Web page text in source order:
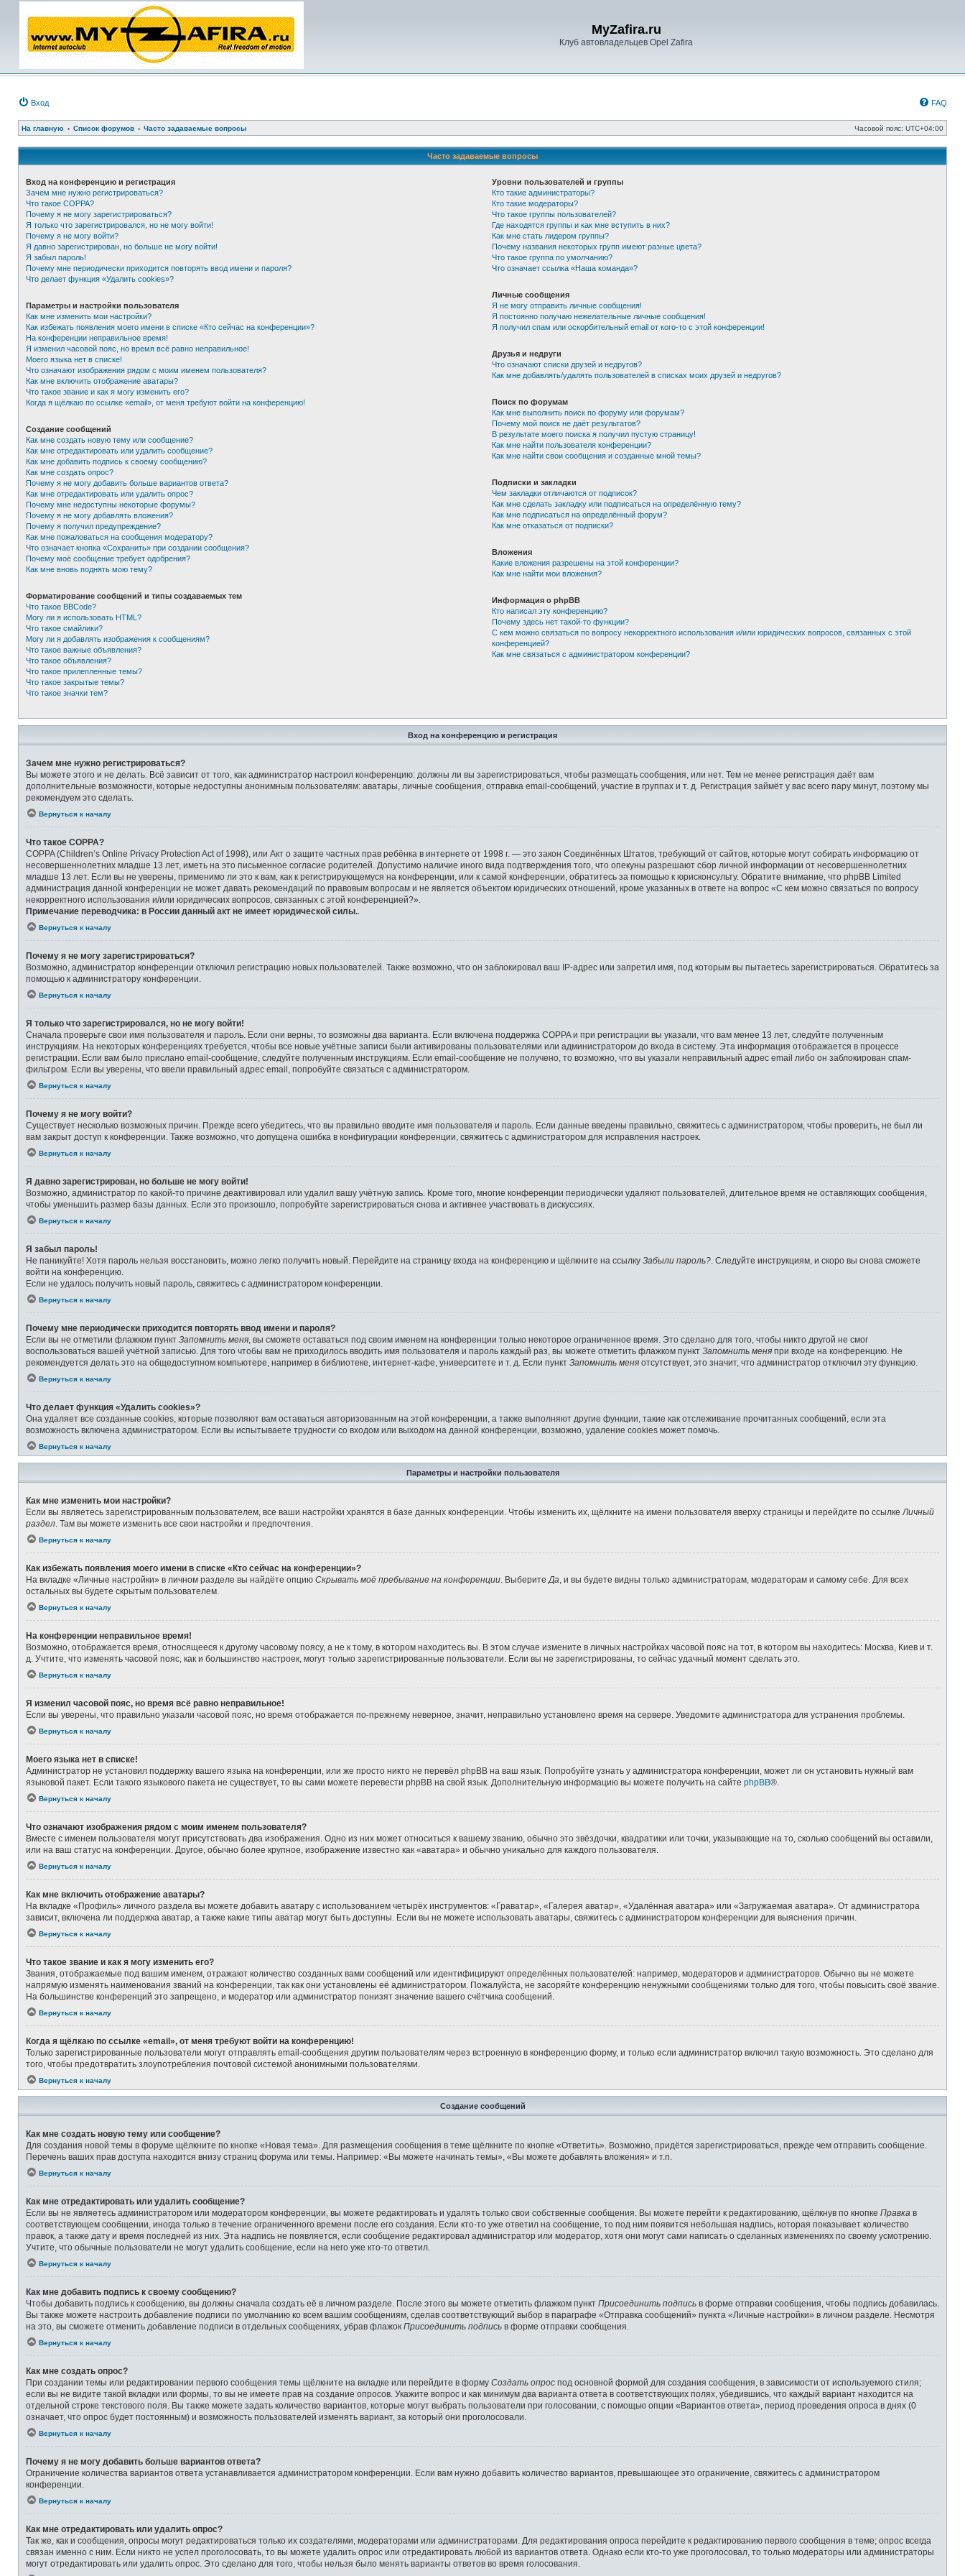
MyZafira.ru
Клуб автовладельцев Opel Zafira
Вход FAQ
На главную Список форумов Часто задаваемые вопросы Часовой пояс: UTC+04:00
Часто задаваемые вопросы
Вход на конференцию и регистрация
Зачем мне нужно регистрироваться?
Что такое COPPA?
Почему я не могу зарегистрироваться?
Я только что зарегистрировался, но не могу войти!
Почему я не могу войти?
Я давно зарегистрирован, но больше не могу войти!
Я забыл пароль!
Почему мне периодически приходится повторять ввод имени и пароля?
Что делает функция «Удалить cookies»?
Параметры и настройки пользователя
Как мне изменить мои настройки?
Как избежать появления моего имени в списке «Кто сейчас на конференции»?
На конференции неправильное время!
Я изменил часовой пояс, но время всё равно неправильное!
Моего языка нет в списке!
Что означают изображения рядом с моим именем пользователя?
Как мне включить отображение аватары?
Что такое звание и как я могу изменить его?
Когда я щёлкаю по ссылке «email», от меня требуют войти на конференцию!
Создание сообщений
Как мне создать новую тему или сообщение?
Как мне отредактировать или удалить сообщение?
Как мне добавить подпись к своему сообщению?
Как мне создать опрос?
Почему я не могу добавить больше вариантов ответа?
Как мне отредактировать или удалить опрос?
Почему мне недоступны некоторые форумы?
Почему я не могу добавлять вложения?
Почему я получил предупреждение?
Как мне пожаловаться на сообщения модератору?
Что означает кнопка «Сохранить» при создании сообщения?
Почему моё сообщение требует одобрения?
Как мне вновь поднять мою тему?
Форматирование сообщений и типы создаваемых тем
Что такое BBCode?
Могу ли я использовать HTML?
Что такое смайлики?
Могу ли я добавлять изображения к сообщениям?
Что такое важные объявления?
Что такое объявления?
Что такое прилепленные темы?
Что такое закрытые темы?
Что такое значки тем?
Уровни пользователей и группы
Кто такие администраторы?
Кто такие модераторы?
Что такое группы пользователей?
Где находятся группы и как мне вступить в них?
Как мне стать лидером группы?
Почему названия некоторых групп имеют разные цвета?
Что такое группа по умолчанию?
Что означает ссылка «Наша команда»?
Личные сообщения
Я не могу отправить личные сообщения!
Я постоянно получаю нежелательные личные сообщения!
Я получил спам или оскорбительный email от кого-то с этой конференции!
Друзья и недруги
Что означают списки друзей и недругов?
Как мне добавлять/удалять пользователей в списках моих друзей и недругов?
Поиск по форумам
Как мне выполнить поиск по форуму или форумам?
Почему мой поиск не даёт результатов?
В результате моего поиска я получил пустую страницу!
Как мне найти пользователя конференции?
Как мне найти свои сообщения и созданные мной темы?
Подписки и закладки
Чем закладки отличаются от подписок?
Как мне сделать закладку или подписаться на определённую тему?
Как мне подписаться на определённый форум?
Как мне отказаться от подписки?
Вложения
Какие вложения разрешены на этой конференции?
Как мне найти мои вложения?
Информация о phpBB
Кто написал эту конференцию?
Почему здесь нет такой-то функции?
С кем можно связаться по вопросу некорректного использования и/или юридических вопросов, связанных с этой
конференцией?
Как мне связаться с администратором конференции?
Вход на конференцию и регистрация
Зачем мне нужно регистрироваться?
Вы можете этого и не делать. Всё зависит от того, как администратор настроил конференцию: должны ли вы зарегистрироваться, чтобы размещать сообщения, или нет. Тем не менее регистрация даёт вам
дополнительные возможности, которые недоступны анонимным пользователям: аватары, личные сообщения, отправка email-сообщений, участие в группах и т. д. Регистрация займёт у вас всего пару минут, поэтому мы
рекомендуем это сделать.
Вернуться к началу
Что такое COPPA?
COPPA (Children’s Online Privacy Protection Act of 1998), или Акт о защите частных прав ребёнка в интернете от 1998 г. — это закон Соединённых Штатов, требующий от сайтов, которые могут собирать информацию от
несовершеннолетних младше 13 лет, иметь на это письменное согласие родителей. Допустимо наличие иного вида подтверждения того, что опекуны разрешают сбор личной информации от несовершеннолетних
младше 13 лет. Если вы не уверены, применимо ли это к вам, как к регистрирующемуся на конференции, или к самой конференции, обратитесь за помощью к юрисконсульту. Обратите внимание, что phpBB Limited
администрация данной конференции не может давать рекомендаций по правовым вопросам и не является объектом юридических отношений, кроме указанных в ответе на вопрос «С кем можно связаться по вопросу
некорректного использования и/или юридических вопросов, связанных с этой конференцией?».
Примечание переводчика: в России данный акт не имеет юридической силы.
Вернуться к началу
Почему я не могу зарегистрироваться?
Возможно, администратор конференции отключил регистрацию новых пользователей. Также возможно, что он заблокировал ваш IP-адрес или запретил имя, под которым вы пытаетесь зарегистрироваться. Обратитесь за
помощью к администратору конференции.
Вернуться к началу
Я только что зарегистрировался, но не могу войти!
Сначала проверьте свои имя пользователя и пароль. Если они верны, то возможны два варианта. Если включена поддержка COPPA и при регистрации вы указали, что вам менее 13 лет, следуйте полученным
инструкциям. На некоторых конференциях требуется, чтобы все новые учётные записи были активированы пользователями или администратором до входа в систему. Эта информация отображается в процессе
регистрации. Если вам было прислано email-сообщение, следуйте полученным инструкциям. Если email-сообщение не получено, то возможно, что вы указали неправильный адрес email либо он заблокирован спам-
фильтром. Если вы уверены, что ввели правильный адрес email, попробуйте связаться с администратором.
Вернуться к началу
Почему я не могу войти?
Существует несколько возможных причин. Прежде всего убедитесь, что вы правильно вводите имя пользователя и пароль. Если данные введены правильно, свяжитесь с администратором, чтобы проверить, не был ли
вам закрыт доступ к конференции. Также возможно, что допущена ошибка в конфигурации конференции, свяжитесь с администратором для исправления настроек.
Вернуться к началу
Я давно зарегистрирован, но больше не могу войти!
Возможно, администратор по какой-то причине деактивировал или удалил вашу учётную запись. Кроме того, многие конференции периодически удаляют пользователей, длительное время не оставляющих сообщения,
чтобы уменьшить размер базы данных. Если это произошло, попробуйте зарегистрироваться снова и активнее участвовать в дискуссиях.
Вернуться к началу
Я забыл пароль!
Не паникуйте! Хотя пароль нельзя восстановить, можно легко получить новый. Перейдите на страницу входа на конференцию и щёлкните на ссылку Забыли пароль? . Следуйте инструкциям, и скоро вы снова сможете
войти на конференцию.
Если не удалось получить новый пароль, свяжитесь с администратором конференции.
Вернуться к началу
Почему мне периодически приходится повторять ввод имени и пароля?
Если вы не отметили флажком пункт Запомнить меня , вы сможете оставаться под своим именем на конференции только некоторое ограниченное время. Это сделано для того, чтобы никто другой не смог
воспользоваться вашей учётной записью. Для того чтобы вам не приходилось вводить имя пользователя и пароль каждый раз, вы можете отметить флажком пункт Запомнить меня при входе на конференцию. Не
рекомендуется делать это на общедоступном компьютере, например в библиотеке, интернет-кафе, университете и т. д. Если пункт Запомнить меня отсутствует, это значит, что администратор отключил эту функцию.
Вернуться к началу
Что делает функция «Удалить cookies»?
Она удаляет все созданные cookies, которые позволяют вам оставаться авторизованным на этой конференции, а также выполняют другие функции, такие как отслеживание прочитанных сообщений, если эта
возможность включена администратором. Если вы испытываете трудности со входом или выходом на данной конференции, возможно, удаление cookies может помочь.
Вернуться к началу
Параметры и настройки пользователя
Как мне изменить мои настройки?
Если вы являетесь зарегистрированным пользователем, все ваши настройки хранятся в базе данных конференции. Чтобы изменить их, щёлкните на имени пользователя вверху страницы и перейдите по ссылке Личный
раздел . Там вы можете изменить все свои настройки и предпочтения.
Вернуться к началу
Как избежать появления моего имени в списке «Кто сейчас на конференции»?
На вкладке «Личные настройки» в личном разделе вы найдёте опцию Скрывать моё пребывание на конференции . Выберите Да , и вы будете видны только администраторам, модераторам и самому себе. Для всех
остальных вы будете скрытым пользователем.
Вернуться к началу
На конференции неправильное время!
Возможно, отображается время, относящееся к другому часовому поясу, а не к тому, в котором находитесь вы. В этом случае измените в личных настройках часовой пояс на тот, в котором вы находитесь: Москва, Киев и т.
д. Учтите, что изменять часовой пояс, как и большинство настроек, могут только зарегистрированные пользователи. Если вы не зарегистрированы, то сейчас удачный момент сделать это.
Вернуться к началу
Я изменил часовой пояс, но время всё равно неправильное!
Если вы уверены, что правильно указали часовой пояс, но время отображается по-прежнему неверное, значит, неправильно установлено время на сервере. Уведомите администратора для устранения проблемы.
Вернуться к началу
Моего языка нет в списке!
Администратор не установил поддержку вашего языка на конференции, или же просто никто не перевёл phpBB на ваш язык. Попробуйте узнать у администратора конференции, может ли он установить нужный вам
языковой пакет. Если такого языкового пакета не существует, то вы сами можете перевести phpBB на свой язык. Дополнительную информацию вы можете получить на сайте phpBB®.
Вернуться к началу
Что означают изображения рядом с моим именем пользователя?
Вместе с именем пользователя могут присутствовать два изображения. Одно из них может относиться к вашему званию, обычно это звёздочки, квадратики или точки, указывающие на то, сколько сообщений вы оставили,
или на ваш статус на конференции. Другое, обычно более крупное, изображение известно как «аватара» и обычно уникально для каждого пользователя.
Вернуться к началу
Как мне включить отображение аватары?
На вкладке «Профиль» личного раздела вы можете добавить аватару с использованием четырёх инструментов: «Граватар», «Галерея аватар», «Удалённая аватара» или «Загружаемая аватара». От администратора
зависит, включена ли поддержка аватар, а также какие типы аватар могут быть доступны. Если вы не можете использовать аватары, свяжитесь с администратором конференции для выяснения причин.
Вернуться к началу
Что такое звание и как я могу изменить его?
Звания, отображаемые под вашим именем, отражают количество созданных вами сообщений или идентифицируют определённых пользователей: например, модераторов и администраторов. Обычно вы не можете
напрямую изменять наименования званий на конференции, так как они установлены её администратором. Пожалуйста, не засоряйте конференцию ненужными сообщениями только для того, чтобы повысить своё звание.
На большинстве конференций это запрещено, и модератор или администратор понизят значение вашего счётчика сообщений.
Вернуться к началу
Когда я щёлкаю по ссылке «email», от меня требуют войти на конференцию!
Только зарегистрированные пользователи могут отправлять email-сообщения другим пользователям через встроенную в конференцию форму, и только если администратор включил такую возможность. Это сделано для
того, чтобы предотвратить злоупотребления почтовой системой анонимными пользователями.
Вернуться к началу
Создание сообщений
Как мне создать новую тему или сообщение?
Для создания новой темы в форуме щёлкните по кнопке «Новая тема». Для размещения сообщения в теме щёлкните по кнопке «Ответить». Возможно, придётся зарегистрироваться, прежде чем отправить сообщение.
Перечень ваших прав доступа находится внизу страниц форума или темы. Например: «Вы можете начинать темы», «Вы можете добавлять вложения» и т.п.
Вернуться к началу
Как мне отредактировать или удалить сообщение?
Если вы не являетесь администратором или модератором конференции, вы можете редактировать и удалять только свои собственные сообщения. Вы можете перейти к редактированию, щёлкнув по кнопке Правка в
соответствующем сообщении, иногда только в течение ограниченного времени после его создания. Если кто-то уже ответил на сообщение, то под ним появится небольшая надпись, которая показывает количество
правок, а также дату и время последней из них. Эта надпись не появляется, если сообщение редактировал администратор или модератор, хотя они могут сами написать о сделанных изменениях по своему усмотрению.
Учтите, что обычные пользователи не могут удалить сообщение, если на него уже кто-то ответил.
Вернуться к началу
Как мне добавить подпись к своему сообщению?
Чтобы добавить подпись к сообщению, вы должны сначала создать её в личном разделе. После этого вы можете отметить флажком пункт Присоединить подпись в форме отправки сообщения, чтобы подпись добавилась.
Вы также можете настроить добавление подписи по умолчанию ко всем вашим сообщениям, сделав соответствующий выбор в параграфе «Отправка сообщений» пункта «Личные настройки» в личном разделе. Несмотря
на это, вы сможете отменить добавление подписи в отдельных сообщениях, убрав флажок Присоединить подпись в форме отправки сообщения.
Вернуться к началу
Как мне создать опрос?
При создании темы или редактировании первого сообщения темы щёлкните на вкладке или перейдите в форму Создать опрос под основной формой для создания сообщения, в зависимости от используемого стиля;
если вы не видите такой вкладки или формы, то вы не имеете прав на создание опросов. Укажите вопрос и как минимум два варианта ответа в соответствующих полях, убедившись, что каждый вариант находится на
отдельной строке текстового поля. Вы также можете задать количество вариантов, которые могут выбрать пользователи при голосовании, с помощью опции «Вариантов ответа», период проведения опроса в днях (0
означает, что опрос будет постоянным) и возможность пользователей изменять вариант, за который они проголосовали.
Вернуться к началу
Почему я не могу добавить больше вариантов ответа?
Ограничение количества вариантов ответа устанавливается администратором конференции. Если вам нужно добавить количество вариантов, превышающее это ограничение, свяжитесь с администратором
конференции.
Вернуться к началу
Как мне отредактировать или удалить опрос?
Так же, как и сообщения, опросы могут редактироваться только их создателями, модераторами или администраторами. Для редактирования опроса перейдите к редактированию первого сообщения в теме; опрос всегда
связан именно с ним. Если никто не успел проголосовать, то вы можете удалить опрос или отредактировать любой из вариантов ответа. Однако если кто-то уже проголосовал, то только модераторы или администраторы
могут отредактировать или удалить опрос. Это сделано для того, чтобы нельзя было менять варианты ответов во время голосования.